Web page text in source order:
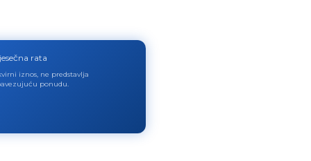
rata
iznos, ne predstavlja
ponudu.